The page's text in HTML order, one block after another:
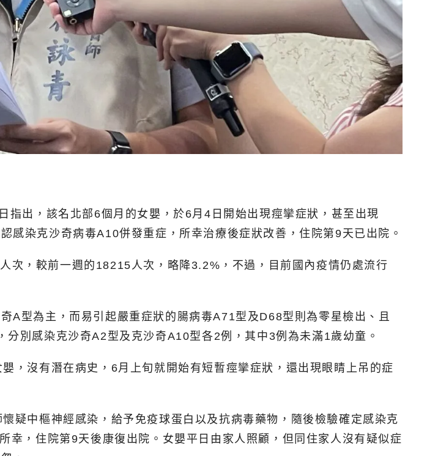
出，該名北部6個月的女嬰，於6月4日開始出現痙攣症狀，甚至出現
感染克沙奇病毒A10併發重症，所幸治療後症狀改善，住院第9天已出院。
次，較前一週的18215人次，略降3.2%，不過，目前國內疫情仍處流行
A型為主，而易引起嚴重症狀的腸病毒A71型及D68型則為零星檢出、且
別感染克沙奇A2型及克沙奇A10型各2例，其中3例為未滿1歲幼童。
，沒有潛在病史，6月上旬就開始有短暫痙攣症狀，還出現眼睛上吊的症
疑中樞神經感染，給予免疫球蛋白以及抗病毒藥物，隨後檢驗確定感染克
，住院第9天後康復出院。女嬰平日由家人照顧，但同住家人沒有疑似症